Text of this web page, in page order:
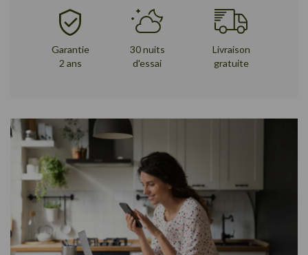
Garantie
2 ans
30 nuits
d'essai
Livraison
gratuite